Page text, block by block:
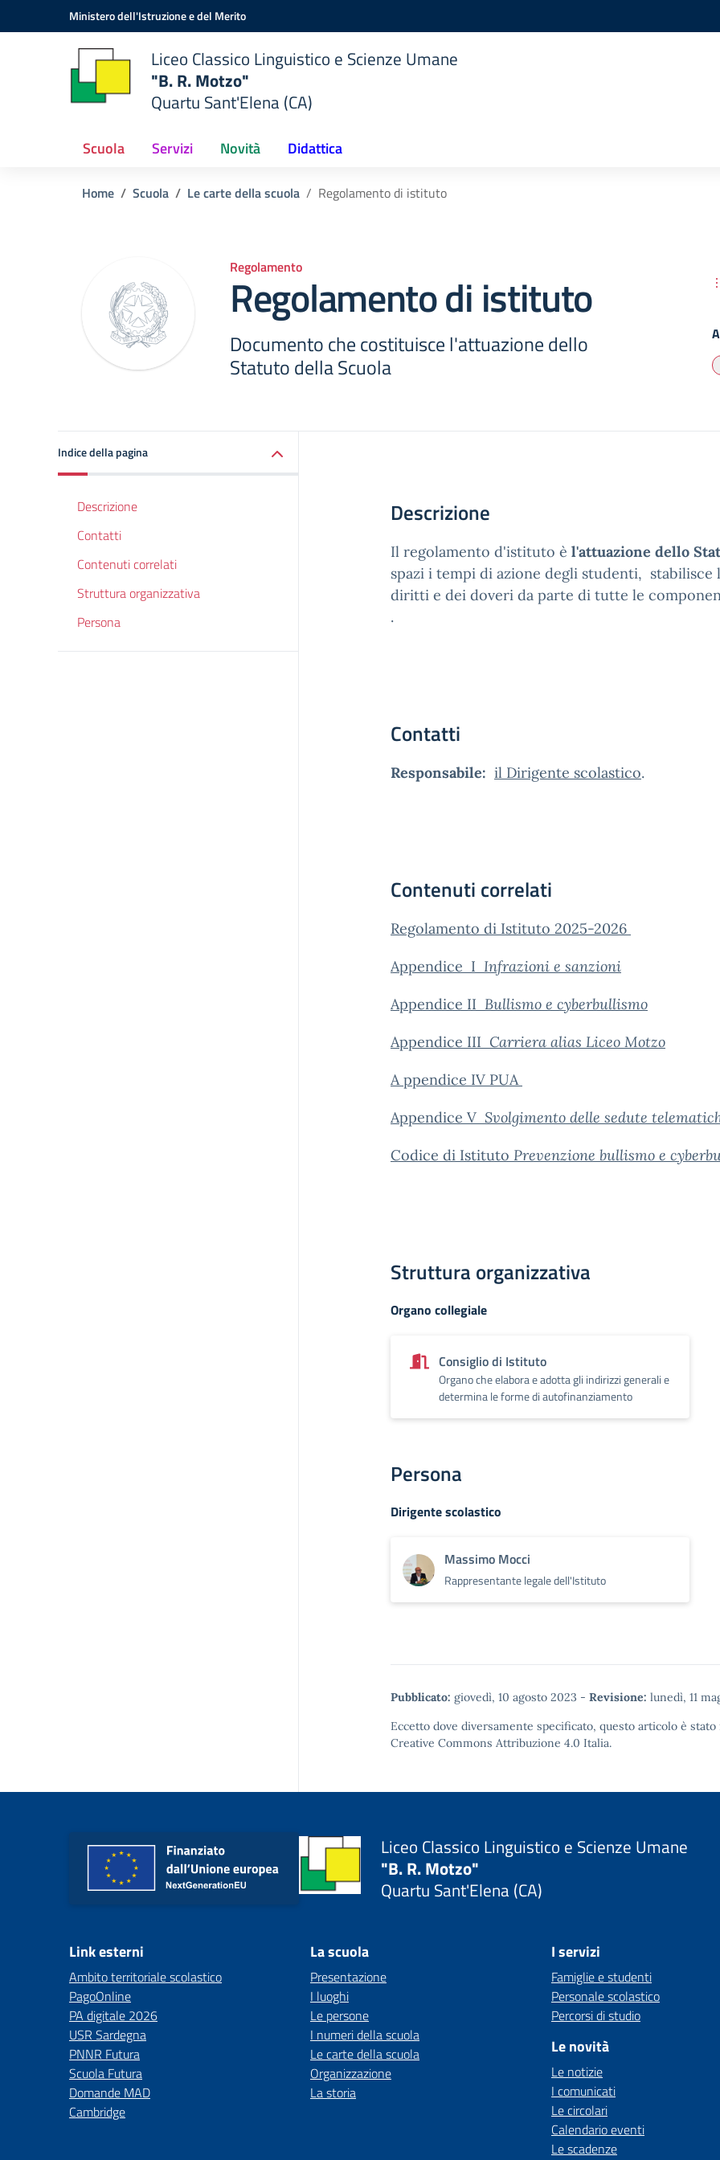
Vai ai contenuti
Vai al menu di navigazioneMinistero dell'Istruzione e del Merito
Liceo Classico Linguistico e Scienze Umane
"B. R. Motzo"
Quartu Sant'Elena (CA)
Scuola Servizi Novità Didattica
Home Scuola Le carte della scuola Regolamento di istituto
Regolamento
Regolamento di istituto
Documento che costituisce l'attuazione dello
Statuto della Scuola
Indice della pagina
Descrizione
Contatti
Contenuti correlati
Struttura organizzativa
Persona
Descrizione
Il regolamento d'istituto è l'attuazione dello
spazi i tempi di azione degli studenti,
diritti e dei doveri da parte di tutte le
.
Contatti
Responsabile: il Dirigente scolastico.
Contenuti correlati
Regolamento di Istituto 2025-2026
Appendice I Infrazioni e sanzioni
Appendice II Bullismo e cyberbullismo
Appendice III Carriera alias Liceo Motzo
A ppendice IV PUA
Appendice V Svolgimento delle sedute
Codice di Istituto Prevenzione bullismo e
Struttura organizzativa
Organo collegiale
Consiglio di Istituto
Organo che elabora e adotta gli indirizzi generali e
determina le forme di autofinanziamento
Persona
Dirigente scolastico
Massimo Mocci
Rappresentante legale dell'Istituto
Pubblicato: giovedì, 10 agosto 2023 - Revisione: lunedì, 11
Eccetto dove diversamente specificato, questo articolo è
Creative Commons Attribuzione 4.0 Italia.
Liceo Classico Linguistico e Scienze Umane
"B. R. Motzo"
Quartu Sant'Elena (CA)
Link esterni
Ambito territoriale scolastico
PagoOnline
PA digitale 2026
USR Sardegna
PNNR Futura
Scuola Futura
Domande MAD
Cambridge
La scuola
Presentazione
I luoghi
Le persone
I numeri della scuola
Le carte della scuola
Organizzazione
La storia
I servizi
Famiglie e studenti
Personale scolastico
Percorsi di studio
Le novità
Le notizie
I comunicati
Le circolari
Calendario eventi
Le scadenze